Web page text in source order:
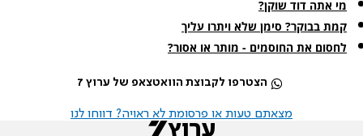
מי אתה דוד שוקן?
קמת בבוקר? סימן שלא ויתרו עליך
לחסום את החוסמים - מותר או אסור?
הצטרפו לקבוצת הוואטצאפ של ערוץ 7
מצאתם טעות או פרסומת לא ראויה? דווחו לנו